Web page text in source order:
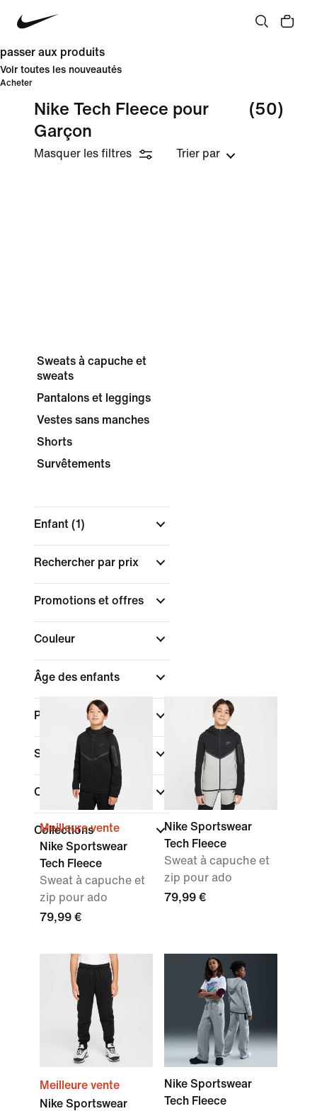
passer aux produits
Voir toutes les nouveautés
Acheter
Nike Tech Fleece pour
Garçon
(50)
Masquer les filtres Trier par
Sweats à capuche et
sweats
Pantalons et leggings
Vestes sans manches
Shorts
Survêtements
Enfant (1)
Rechercher par prix
Promotions et offres
Couleur
Âge des enfants
Pointures/Tailles
Sport
Caractéristiques
Collections
Meilleure vente
Nike Sportswear
Tech Fleece
Sweat à capuche et
zip pour ado
79,99 €
Nike Sportswear
Tech Fleece
Sweat à capuche et
zip pour ado
79,99 €
Meilleure vente
Nike Sportswear
Nike Sportswear
Tech Fleece